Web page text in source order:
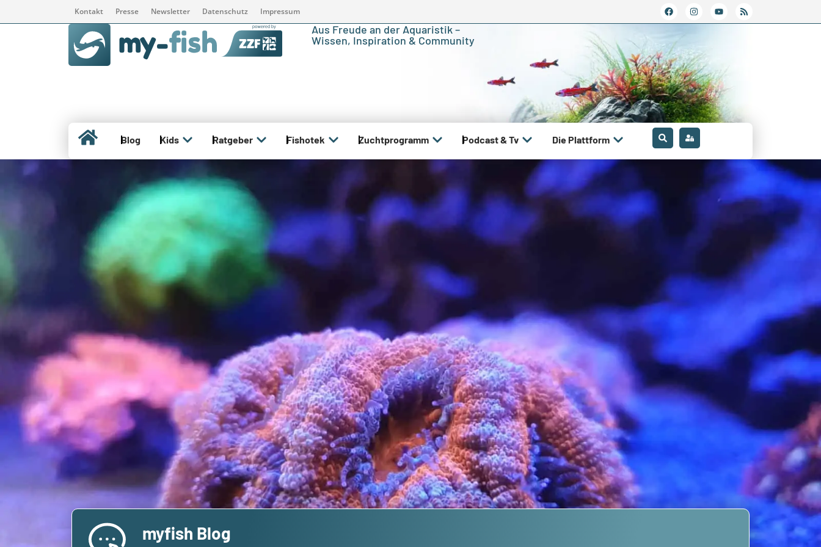
Kontakt Presse Newsletter Datenschutz Impressum
Aus Freude an der Aquaristik –
Wissen, Inspiration & Community
Blog Kids Ratgeber Fishotek Zuchtprogramm Podcast & Tv Die Plattform
myfish Blog